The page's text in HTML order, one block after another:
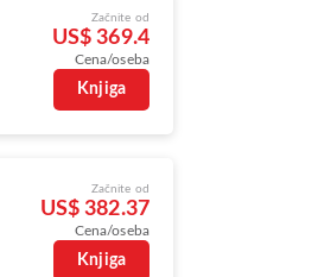
Začnite od
US$ 369.4
Cena/oseba
Knjiga
Začnite od
US$ 382.37
Cena/oseba
Knjiga